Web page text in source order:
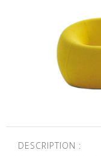
DESCRIPTION :